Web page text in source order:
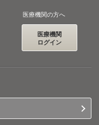
医療機関の方へ
医療機関
ログイン